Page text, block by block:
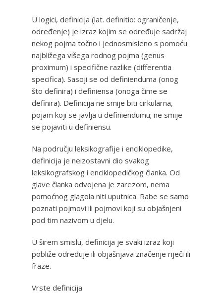
U logici, definicija (lat. definitio: ograničenje,
određenje) je izraz kojim se određuje sadržaj
nekog pojma točno i jednosmisleno s pomoću
najbližega višega rodnog pojma (genus
proximum) i specifične razlike (differentia
specifica). Sasoji se od definienduma (onog
što definira) i definiensa (onoga čime se
definira). Definicija ne smije biti cirkularna,
pojam koji se javlja u definiendumu; ne smije
se pojaviti u definiensu.
Na području leksikografije i enciklopedike,
definicija je neizostavni dio svakog
leksikografskog i enciklopedičkog članka. Od
glave članka odvojena je zarezom, nema
pomoćnog glagola niti uputnica. Rabe se samo
poznati pojmovi ili pojmovi koji su objašnjeni
pod tim nazivom u djelu.
U širem smislu, definicija je svaki izraz koji
pobliže određuje ili objašnjava značenje riječi ili
fraze.
Vrste definicija